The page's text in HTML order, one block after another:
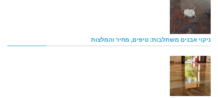
ניקוי אבנים משתלבות: טיפים, מחיר והמלצות